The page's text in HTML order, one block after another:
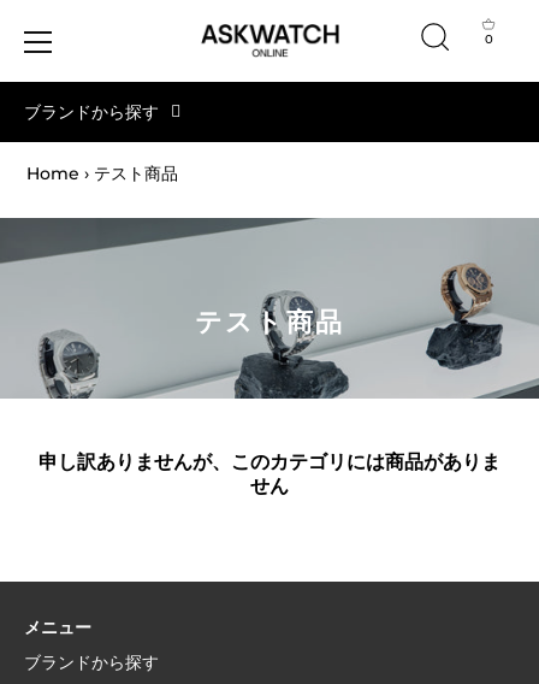
テ
へ
キ
0
ブランドから探す
Home › テスト商品
テスト商品
申し訳ありませんが、このカテゴリには商品がありま
せん
メニュー
ブランドから探す